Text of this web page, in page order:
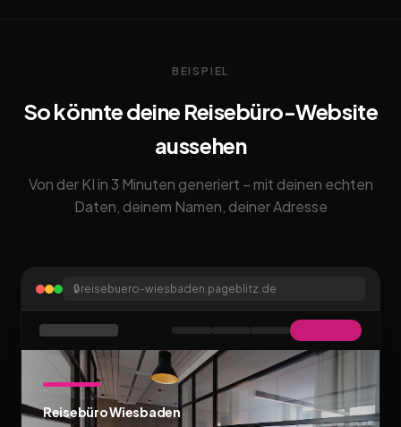
BEISPIEL
So könnte deine Reisebüro-Website
aussehen
Von der KI in 3 Minuten generiert – mit deinen echten
Daten, deinem Namen, deiner Adresse
🔒reisebuero-wiesbaden.pageblitz.de
Reisebüro Wiesbaden